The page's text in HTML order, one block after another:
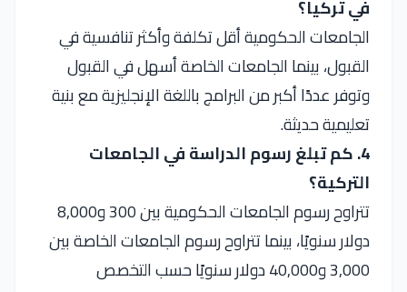
في تركيا؟
الجامعات الحكومية أقل تكلفة وأكثر تنافسية في
القبول، بينما الجامعات الخاصة أسهل في القبول
وتوفر عددًا أكبر من البرامج باللغة الإنجليزية مع بنية
تعليمية حديثة.
4. كم تبلغ رسوم الدراسة في الجامعات
التركية؟
تتراوح رسوم الجامعات الحكومية بين 300 و8,000
دولار سنويًا، بينما تتراوح رسوم الجامعات الخاصة بين
3,000 و40,000 دولار سنويًا حسب التخصص